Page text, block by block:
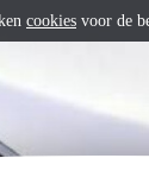
cookies voor de